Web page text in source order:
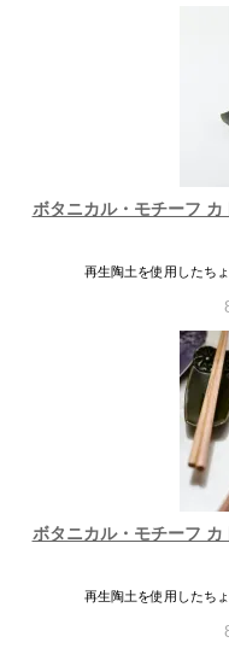
ボタニカル・モチーフ
再生陶土を使用したち
ボタニカル・モチーフ
再生陶土を使用したち